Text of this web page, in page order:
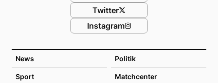
News Politik
Sport Matchcenter
Twitter
Instagram